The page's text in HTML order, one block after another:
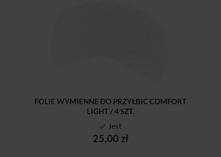
FOLIE WYMIENNE DO PRZYŁBIC COMFORT
LIGHT / 4 SZT.
Jest
25,00 zł